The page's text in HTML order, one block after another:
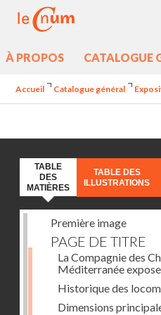
À PROPOS CATALOGUE
Accueil Catalogue général
TABLE
DES
MATIÈRES
TABLE DES
ILLUSTRATIONS
Première image
PAGE DE TITRE
La Compagnie des
Méditerranée
Historique des
Dimensions